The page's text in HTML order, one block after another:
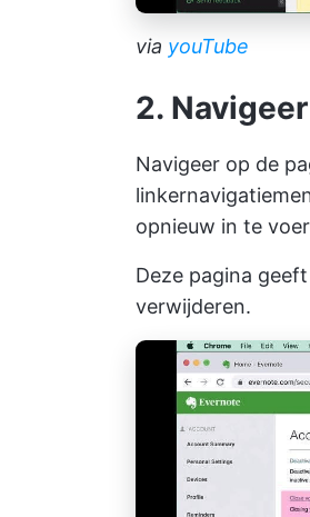
via youTube
2.
Navigeer op de
opnieuw in te
Deze pagina
verwijderen.